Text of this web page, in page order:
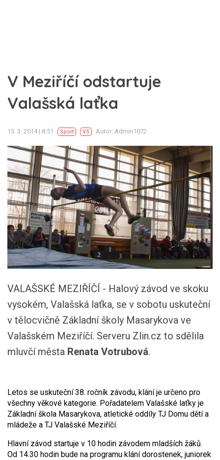
V Meziříčí odstartuje
Valašská laťka
15. 3. 2014 | 8:51 Sport VS Autor: Admin1072
VALAŠSKÉ MEZIŘÍČÍ - Halový závod ve skoku
vysokém, Valašská laťka, se v sobotu uskuteční
v tělocvičně Základní školy Masarykova ve
Valašském Meziříčí. Serveru Zlin.cz to sdělila
mluvčí města Renata Votrubová.
Letos se uskuteční 38. ročník závodu, klání je určeno pro
všechny věkové kategorie. Pořadatelem Valašské laťky je
Základní škola Masarykova, atletické oddíly TJ Domu dětí a
mládeže a TJ Valašské Meziříčí.
Hlavní závod startuje v 10 hodin závodem mladších žáků.
Od 14.30 hodin bude na programu klání dorostenek, juniorek